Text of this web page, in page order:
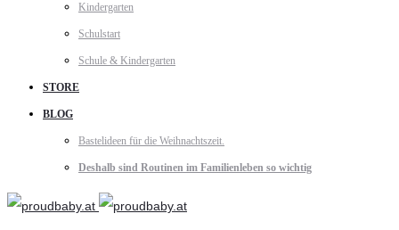
Kindergarten
Schulstart
Schule & Kindergarten
STORE
BLOG
Bastelideen für die Weihnachtszeit.
Deshalb sind Routinen im Familienleben so wichtig